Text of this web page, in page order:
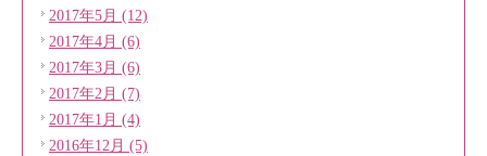
2017年5月 (12)
2017年4月 (6)
2017年3月 (6)
2017年2月 (7)
2017年1月 (4)
2016年12月 (5)